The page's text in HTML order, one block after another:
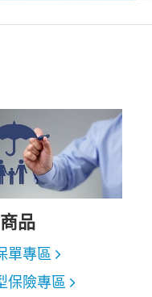
品
單專區
保險專區